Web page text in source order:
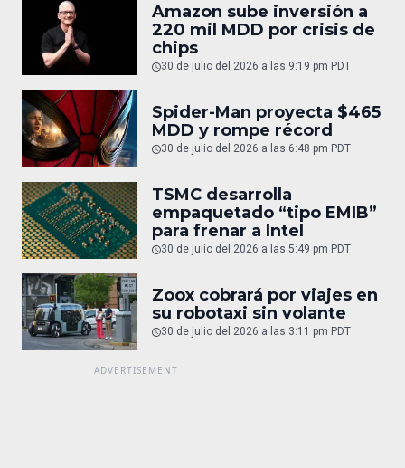
Amazon sube inversión a
220 mil MDD por crisis de
chips
30 de julio del 2026 a las 9:19 pm PDT
Spider-Man proyecta $465
MDD y rompe récord
30 de julio del 2026 a las 6:48 pm PDT
TSMC desarrolla
empaquetado “tipo EMIB”
para frenar a Intel
30 de julio del 2026 a las 5:49 pm PDT
Zoox cobrará por viajes en
su robotaxi sin volante
30 de julio del 2026 a las 3:11 pm PDT